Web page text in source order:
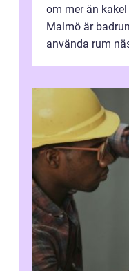
om mer än
Malmö är
använda rum